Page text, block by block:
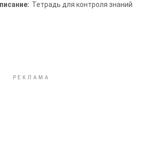
Тетрадь для контроля знаний